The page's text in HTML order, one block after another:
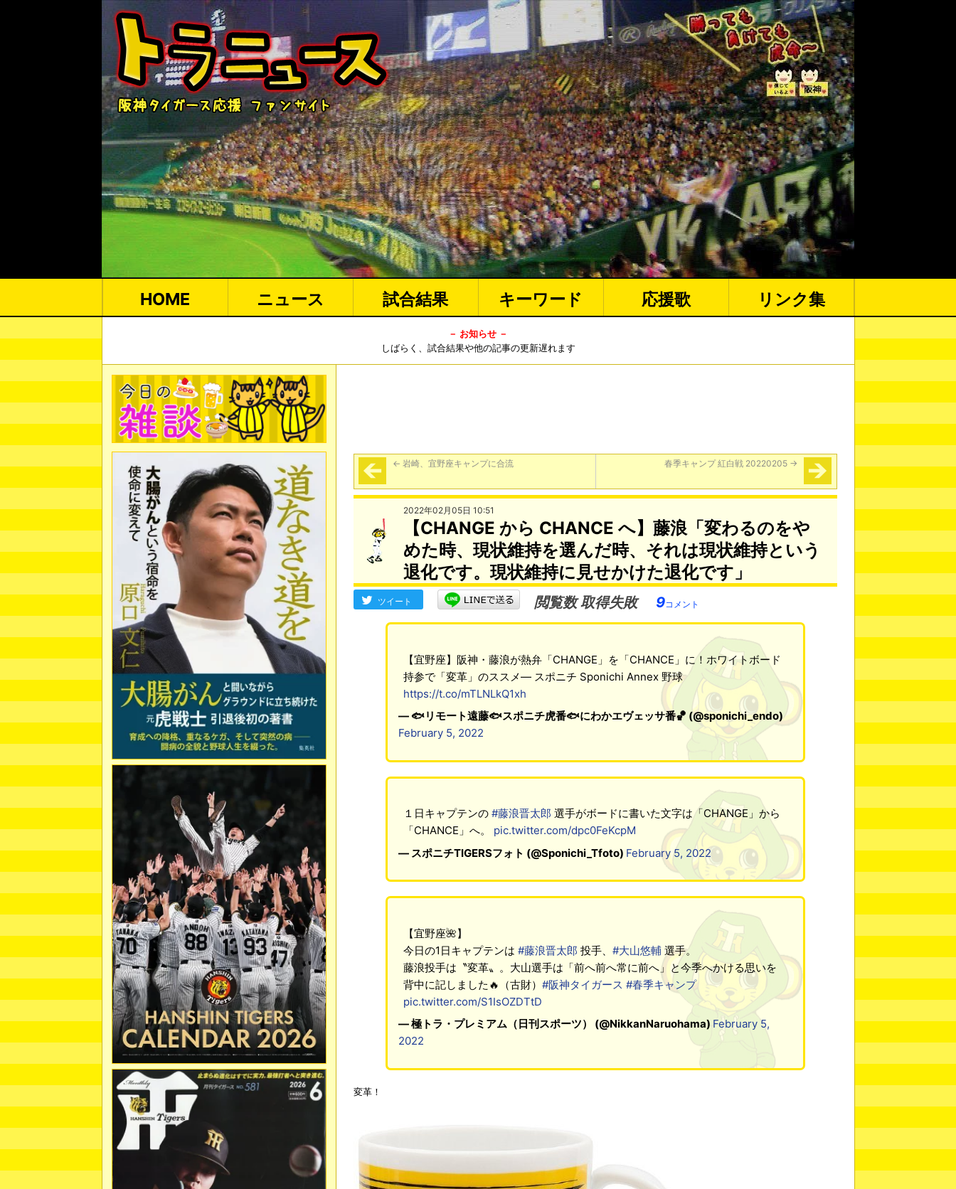
HOME ニュース 試合結果 キーワード 応援歌 リンク集
－ お知らせ －
しばらく、試合結果や他の記事の更新遅れます
← 岩崎、宜野座キャンプに合流 春季キャンプ 紅白戦 20220205 →
2022年02月05日 10:51
【CHANGE から CHANCE へ】藤浪「変わるのをや
めた時、現状維持を選んだ時、それは現状維持という
退化です。現状維持に見せかけた退化です」
ツイート 閲覧数 取得失敗 9コメント
【宜野座】阪神・藤浪が熱弁「CHANGE」を「CHANCE」に！ホワイトボード
持参で「変革」のススメ― スポニチ Sponichi Annex 野球
https://t.co/mTLNLkQ1xh
— 🐟リモート遠藤🐟スポニチ虎番🐟にわかエヴェッサ番🏀 (@sponichi_endo)
February 5, 2022
１日キャプテンの #藤浪晋太郎 選手がボードに書いた文字は「CHANGE」から
「CHANCE」へ。 pic.twitter.com/dpc0FeKcpM
— スポニチTIGERSフォト (@Sponichi_Tfoto) February 5, 2022
【宜野座🌺】
今日の1日キャプテンは #藤浪晋太郎 投手、 #大山悠輔 選手。
藤浪投手は〝変革〟。大山選手は「前へ前へ常に前へ」と今季へかける思いを
背中に記しました🔥（古財） #阪神タイガース #春季キャンプ
pic.twitter.com/S1IsOZDTtD
— 極トラ・プレミアム（日刊スポーツ） (@NikkanNaruohama) February 5,
2022
変革！